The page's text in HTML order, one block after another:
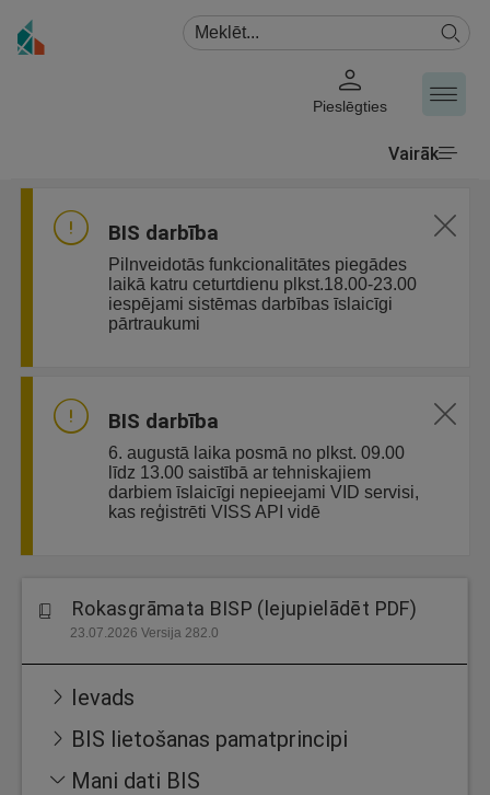
Pieslēgties
Vairāk
BIS darbība
Pilnveidotās funkcionalitātes piegādes
laikā katru ceturtdienu plkst.18.00-23.00
iespējami sistēmas darbības īslaicīgi
pārtraukumi
BIS darbība
6. augustā laika posmā no plkst. 09.00
līdz 13.00 saistībā ar tehniskajiem
darbiem īslaicīgi nepieejami VID servisi,
kas reģistrēti VISS API vidē
Rokasgrāmata BISP (lejupielādēt PDF)
23.07.2026 Versija 282.0
Ievads
BIS lietošanas pamatprincipi
Mani dati BIS